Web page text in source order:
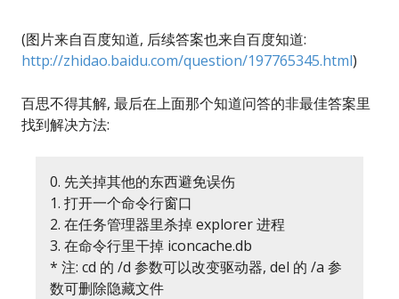
(图片来自百度知道, 后续答案也来自百度知道:
http://zhidao.baidu.com/question/197765345.html)
百思不得其解, 最后在上面那个知道问答的非最佳答案里
找到解决方法:
0. 先关掉其他的东西避免误伤
1. 打开一个命令行窗口
2. 在任务管理器里杀掉 explorer 进程
3. 在命令行里干掉 iconcache.db
* 注: cd 的 /d 参数可以改变驱动器, del 的 /a 参
数可删除隐藏文件